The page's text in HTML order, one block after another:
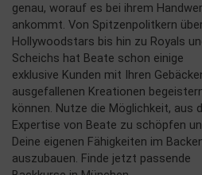
genau, worauf es bei ihrem
ankommt. Von Spitzenpolitkern
Hollywoodstars bis hin zu Royals
Scheichs hat Beate schon einige
exklusive Kunden mit Ihren
ausgefallenen Kreationen
können. Nutze die Möglichkeit, aus
Expertise von Beate zu schöpfen
Deine eigenen Fähigkeiten im
auszubauen. Finde jetzt passende